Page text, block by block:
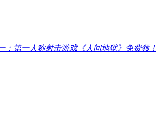
：第一人称射击游戏《人间地狱》免费领！